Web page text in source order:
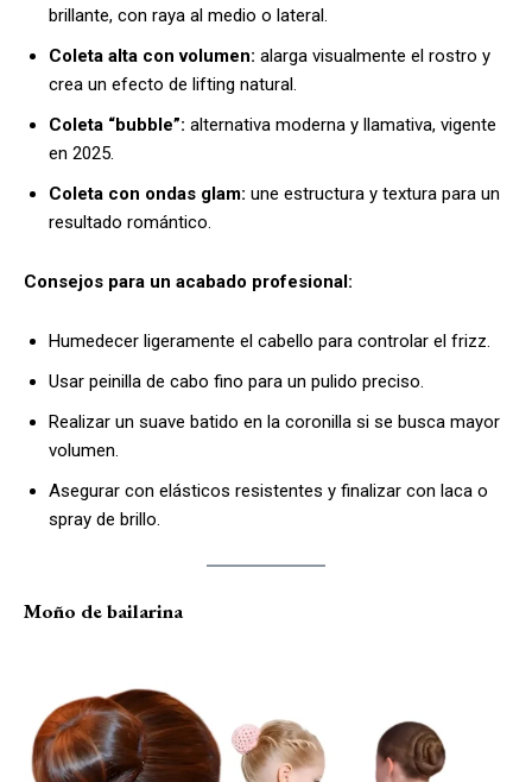
brillante, con raya al medio o lateral.
Coleta alta con volumen: alarga visualmente el rostro y
crea un efecto de lifting natural.
Coleta “bubble”: alternativa moderna y llamativa, vigente
en 2025.
Coleta con ondas glam: une estructura y textura para un
resultado romántico.
Consejos para un acabado profesional:
Humedecer ligeramente el cabello para controlar el frizz.
Usar peinilla de cabo fino para un pulido preciso.
Realizar un suave batido en la coronilla si se busca mayor
volumen.
Asegurar con elásticos resistentes y finalizar con laca o
spray de brillo.
Moño de bailarina